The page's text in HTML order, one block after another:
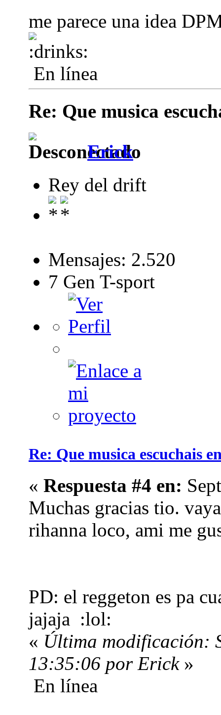
me parece una idea
En línea
Re: Que musica
Erick
Rey del drift
Mensajes: 2.520
7 Gen T-sport
Re: Que musica escuchais
« Respuesta #4 en:
Muchas gracias tio.
rihanna loco, ami me
PD: el reggeton es pa
jajaja :lol:
« Última modificación:
13:35:06 por Erick»
En línea